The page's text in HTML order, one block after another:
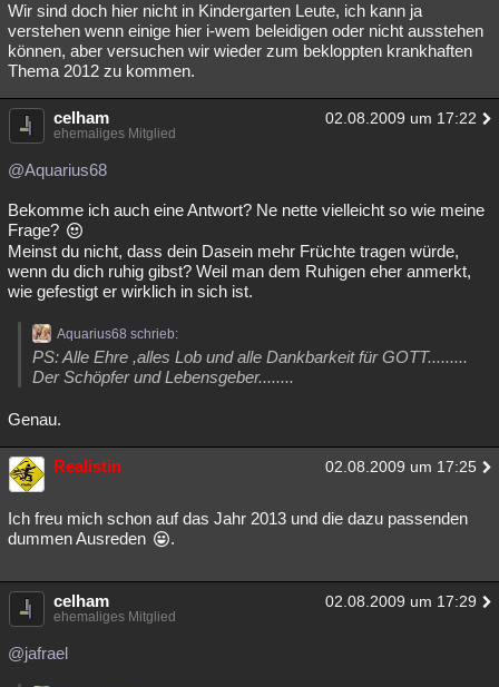
Wir sind doch hier nicht in Kindergarten Leute, ich kann ja
verstehen wenn einige hier i-wem beleidigen oder nicht ausstehen
können, aber versuchen wir wieder zum bekloppten krankhaften
Thema 2012 zu kommen.
celham 02.08.2009 um 17:22
ehemaliges Mitglied
@Aquarius68
Bekomme ich auch eine Antwort? Ne nette vielleicht so wie meine
Frage?
Meinst du nicht, dass dein Dasein mehr Früchte tragen würde,
wenn du dich ruhig gibst? Weil man dem Ruhigen eher anmerkt,
wie gefestigt er wirklich in sich ist.
Aquarius68 schrieb:
PS: Alle Ehre ,alles Lob und alle Dankbarkeit für GOTT.........
Der Schöpfer und Lebensgeber........
Genau.
Realistin 02.08.2009 um 17:25
Ich freu mich schon auf das Jahr 2013 und die dazu passenden
dummen Ausreden
.
celham 02.08.2009 um 17:29
ehemaliges Mitglied
@jafrael